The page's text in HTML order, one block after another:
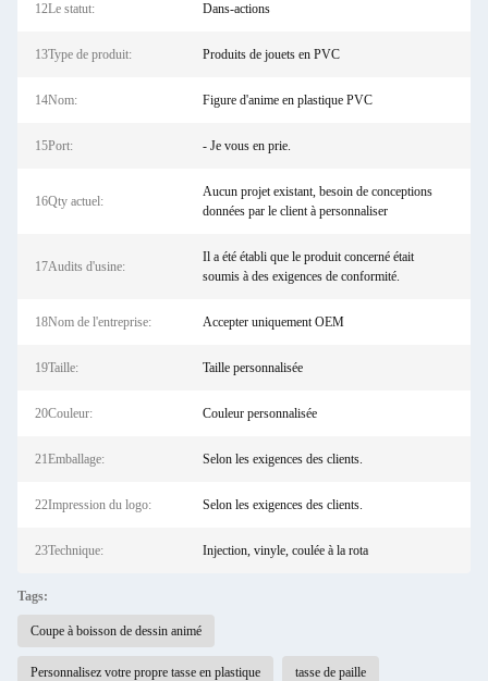
12Le statut: Dans-actions
13Type de produit: Produits de jouets en PVC
14Nom: Figure d'anime en plastique PVC
15Port: - Je vous en prie.
16Qty actuel:
Aucun projet existant, besoin de conceptions
données par le client à personnaliser
17Audits d'usine:
Il a été établi que le produit concerné était
soumis à des exigences de conformité.
18Nom de l'entreprise: Accepter uniquement OEM
19Taille: Taille personnalisée
20Couleur: Couleur personnalisée
21Emballage: Selon les exigences des clients.
22Impression du logo: Selon les exigences des clients.
23Technique: Injection, vinyle, coulée à la rota
Tags:
Coupe à boisson de dessin animé
Personnalisez votre propre tasse en plastique tasse de paille